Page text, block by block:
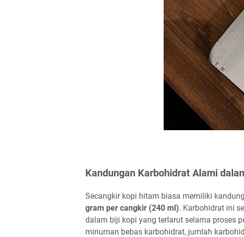
Kandungan Karbohidrat Alami
Secangkir kopi hitam biasa memiliki
gram per cangkir (240 ml). Karbohidrat ini
dalam biji kopi yang terlarut selama proses
minuman bebas karbohidrat, jumlah